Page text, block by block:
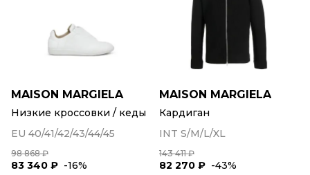
MAISON MARGIELA
Низкие кроссовки / кеды
EU 40/41/42/43/44/45
98 868 ₽
83 340 ₽ -16%
MAISON MARGIELA
Кардиган
INT S/M/L/XL
143 411 ₽
82 270 ₽ -43%